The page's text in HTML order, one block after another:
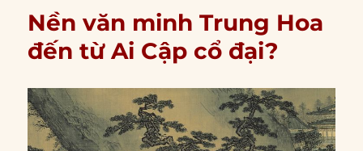
Nền văn minh Trung Hoa
đến từ Ai Cập cổ đại?